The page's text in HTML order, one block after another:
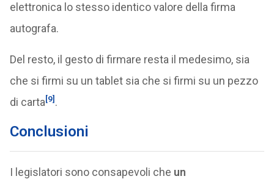
elettronica lo stesso identico valore della firma
autografa.
Del resto, il gesto di firmare resta il medesimo, sia
che si firmi su un tablet sia che si firmi su un pezzo
di carta[9] .
Conclusioni
I legislatori sono consapevoli che un